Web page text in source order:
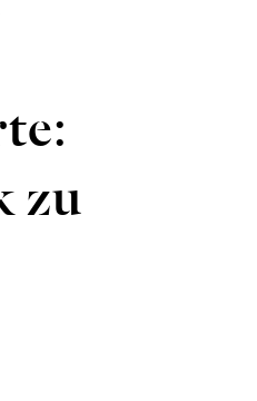
zu